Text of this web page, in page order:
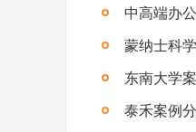
中高端办
蒙纳士科
东南大学
泰禾案例